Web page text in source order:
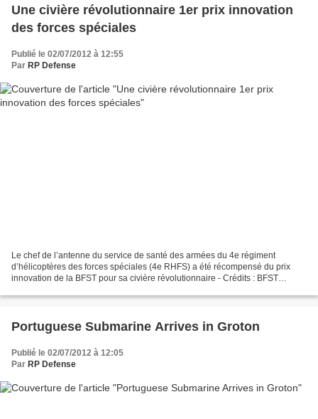
Une civière révolutionnaire 1er prix innovation
des forces spéciales
Publié le 02/07/2012 à 12:55
Par RP Defense
Le chef de l’antenne du service de santé des armées du 4e régiment
d’hélicoptères des forces spéciales (4e RHFS) a été récompensé du prix
innovation de la BFST pour sa civière révolutionnaire - Crédits : BFST
Portuguese Submarine Arrives in Groton
Publié le 02/07/2012 à 12:05
Par RP Defense